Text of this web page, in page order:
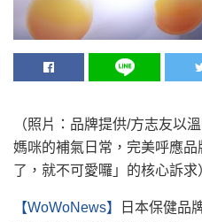
（照片：品牌提供/方志友以
媽咪的補氣日常，完美呼應
了，就不可愛囉」的核心訴求
【WoWoNews】
日本保健品